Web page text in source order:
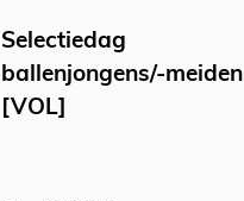
Selectiedag
ballenjongens/-meiden
[VOL]